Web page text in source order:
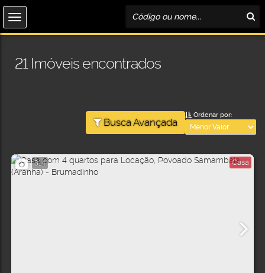
21 Imóveis encontrados
Busca Avançada
Ordenar por:
314 Casa